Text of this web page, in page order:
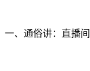
一、通俗讲：直播